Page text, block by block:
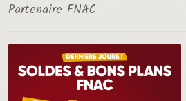
Partenaire FNAC